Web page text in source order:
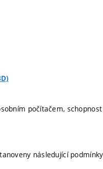
počítačem,
následující